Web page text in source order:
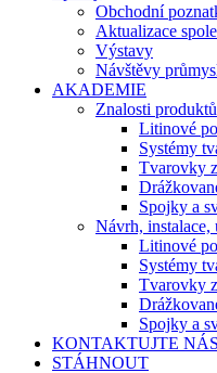
Obchodní
Aktualizace
Výstavy
Návštěvy
AKADEMIE
Znalosti produktů
Litinové
Systémy
Tvarovky
Spojky a
Návrh, instalace,
Litinové
Systémy
Tvarovky
Spojky a
KONTAKTUJTE NÁS
STÁHNOUT